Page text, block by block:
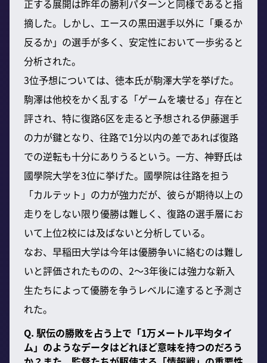
正する展開は昨年の勝利パターンと同様であると指
摘した。しかし、エースの黒田選手以外に「乗るか
反るか」の選手が多く、安定性において一歩劣ると
分析された。
3位予想については、徳本氏が駒澤大学を挙げた。
駒澤は他校をかく乱する「ゲームを壊せる」存在と
評され、特に復路6区を走ると予想される伊藤選手
の力が鍵となり、往路で1分以内の差であれば復路
での逆転も十分にありうるという。一方、神野氏は
國學院大学を3位に挙げた。國學院は往路を担う
「カルテット」の力が強力だが、彼らが期待以上の
走りをしない限り優勝は難しく、復路の選手層にお
いて上位2校には及ばないと分析している。
なお、早稲田大学は今年は優勝争いに絡むのは難し
いと評価されたものの、2〜3年後には強力な新入
生たちによって優勝を争うレベルに達すると予測さ
れた。
Q. 駅伝の勝敗を占う上で「1万メートル平均タイ
ム」のようなデータはどれほど意味を持つのだろう